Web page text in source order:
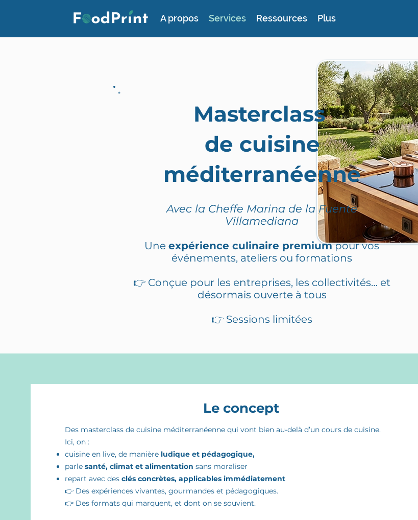
A propos Services Ressources Plus
Masterclass
de cuisine
méditerranéenne
Avec la Cheffe Marina de la Fuente
Villamediana
Une expérience culinaire premiumpour vos
événements, ateliers ou formations
👉 Conçue pour les entreprises, les collectivités… et
désormais ouverte à tous
👉 Sessions limitées
Le concept
Des masterclass de cuisine méditerranéenne qui vont bien au-delà d’un cours de cuisine.
Ici, on :
cuisine en live, de manière ludique et pédagogique,
parle santé, climat et alimentation sans moraliser
repart avec des clés concrètes, applicables immédiatement
👉 Des expériences vivantes, gourmandes et pédagogiques.
👉 Des formats qui marquent, et dont on se souvient.